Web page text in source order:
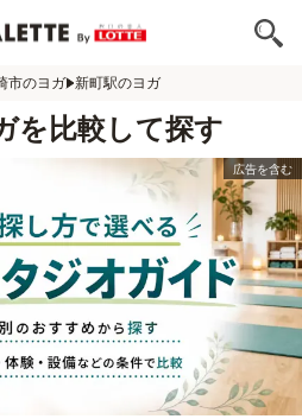
市のヨガ 新町駅のヨガ
を比較して探す